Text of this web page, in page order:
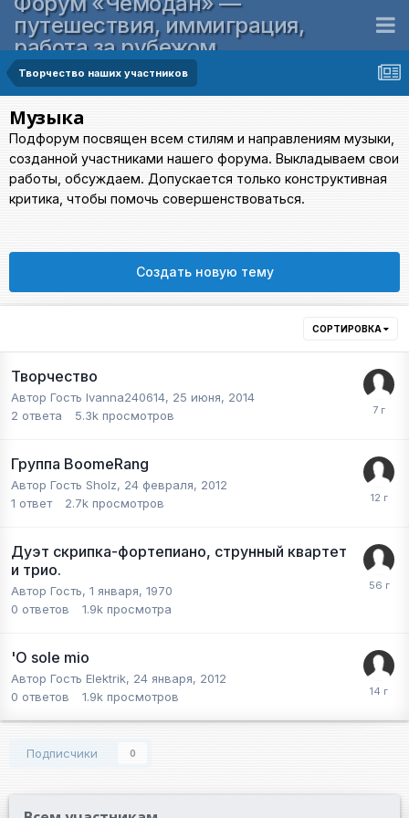
путешествия, иммиграция,
работа за рубежом
Творчество наших участников
Музыка
Подфорум посвящен всем стилям и направлениям музыки,
созданной участниками нашего форума. Выкладываем свои
работы, обсуждаем. Допускается только конструктивная
критика, чтобы помочь совершенствоваться.
Создать новую тему
СОРТИРОВКА
Творчество
Автор Гость Ivanna240614, 25 июня, 2014
2 ответа 5.3k просмотров
Группа BoomeRang
Автор Гость Sholz, 24 февраля, 2012
1 ответ 2.7k просмотров
Дуэт скрипка-фортепиано, струнный квартет
и трио.
Автор Гость, 1 января, 1970
0 ответов 1.9k просмотра
'O sole mio
Автор Гость Elektrik, 24 января, 2012
0 ответов 1.9k просмотров
Подписчики 0